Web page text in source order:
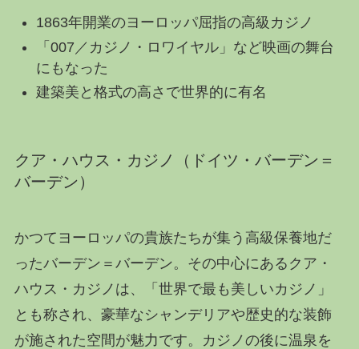
1863年開業のヨーロッパ屈指の高級カジノ
「007／カジノ・ロワイヤル」など映画の舞台
にもなった
建築美と格式の高さで世界的に有名
クア・ハウス・カジノ（ドイツ・バーデン＝
バーデン）
かつてヨーロッパの貴族たちが集う高級保養地だ
ったバーデン＝バーデン。その中心にあるクア・
ハウス・カジノは、「世界で最も美しいカジノ」
とも称され、豪華なシャンデリアや歴史的な装飾
が施された空間が魅力です。カジノの後に温泉を